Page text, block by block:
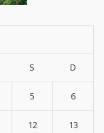
S D
5 6
12 13